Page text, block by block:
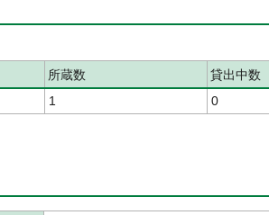
所蔵数 貸出中数
1 0